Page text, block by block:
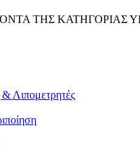
ΤΗΣ ΚΑΤΗΓΟΡΙΑΣ
Λιπομετρητές